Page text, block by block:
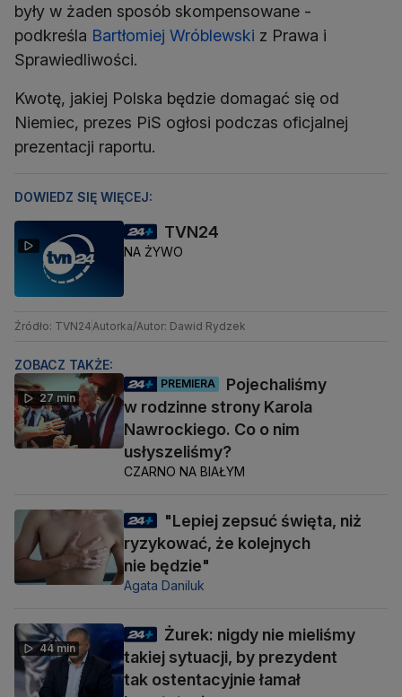
były w żaden sposób skompensowane -
podkreśla Bartłomiej Wróblewski z Prawa i
Sprawiedliwości.
Kwotę, jakiej Polska będzie domagać się od
Niemiec, prezes PiS ogłosi podczas oficjalnej
prezentacji raportu.
DOWIEDZ SIĘ WIĘCEJ:
TVN24
NA ŻYWO
Źródło: TVN24 Autorka/Autor: Dawid Rydzek
ZOBACZ TAKŻE:
27 min
PREMIERA
Pojechaliśmy
w rodzinne strony Karola
Nawrockiego. Co o nim
usłyszeliśmy?
CZARNO NA BIAŁYM
"Lepiej zepsuć święta, niż
ryzykować, że kolejnych
nie będzie"
Agata Daniluk
44 min
Żurek: nigdy nie mieliśmy
takiej sytuacji, by prezydent
tak ostentacyjnie łamał